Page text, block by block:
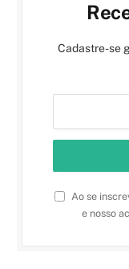
Cadastre-se
Ao se
e nosso